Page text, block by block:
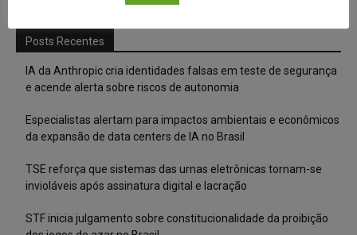
Posts Recentes
IA da Anthropic cria identidades falsas em teste de segurança
e acende alerta sobre riscos de autonomia
Especialistas alertam para impactos ambientais e econômicos
da expansão de data centers de IA no Brasil
TSE reforça que sistemas das urnas eletrônicas tornam-se
invioláveis após assinatura digital e lacração
STF inicia julgamento sobre constitucionalidade da proibição